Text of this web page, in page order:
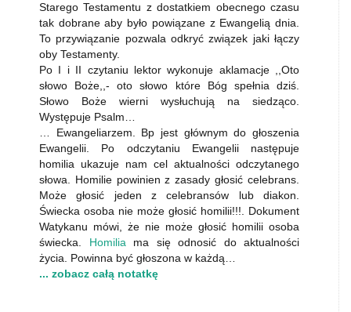
Starego Testamentu z dostatkiem obecnego czasu
tak dobrane aby było powiązane z Ewangelią dnia.
To przywiązanie pozwala odkryć związek jaki łączy
oby Testamenty.
Po I i II czytaniu lektor wykonuje aklamacje ,,Oto
słowo Boże,,- oto słowo które Bóg spełnia dziś.
Słowo Boże wierni wysłuchują na siedząco.
Występuje Psalm…
… Ewangeliarzem. Bp jest głównym do głoszenia
Ewangelii. Po odczytaniu Ewangelii następuje
homilia ukazuje nam cel aktualności odczytanego
słowa. Homilie powinien z zasady głosić celebrans.
Może głosić jeden z celebransów lub diakon.
Świecka osoba nie może głosić homilii!!!. Dokument
Watykanu mówi, że nie może głosić homilii osoba
świecka. Homilia ma się odnosić do aktualności
życia. Powinna być głoszona w każdą…
... zobacz całą notatkę